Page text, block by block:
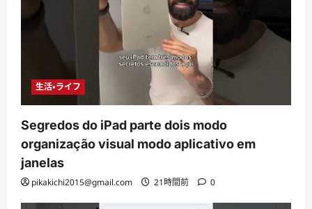
生活・ライフ
Segredos do iPad parte dois modo
organização visual modo aplicativo em
janelas
pikakichi2015@gmail.com 21時間前 0